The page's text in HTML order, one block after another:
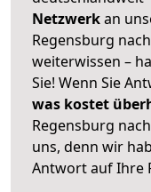
Netzwerkan
Regensburg
weiterwissen –
Sie! Wenn Sie
was kostet
Regensburg
uns, denn wir
Antwort auf Ihre